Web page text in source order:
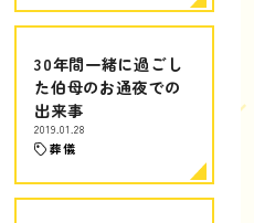
30年間一緒に過ごし
た伯母のお通夜での
出来事
2019.01.28
葬儀